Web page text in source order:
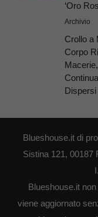
‘Oro
Archivio
Crollo a
Corpo
Dispersi
Blueshouse.it di
Sistina 121, 00187
Blueshouse.it
viene aggiornato